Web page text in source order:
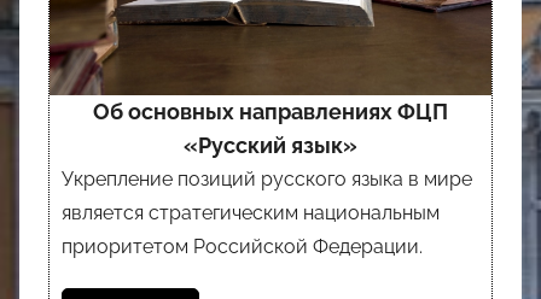
Об основных направлениях ФЦП
«Русский язык»
Укрепление позиций русского языка в мире
является стратегическим национальным
приоритетом Российской Федерации.